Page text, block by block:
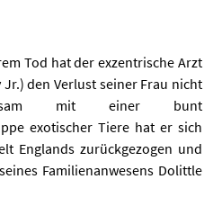
Tod hat der exzentrische Arzt
den Verlust seiner Frau nicht
mit einer bunt
exotischer Tiere hat er sich
Englands zurückgezogen und
Familienanwesens Dolittle